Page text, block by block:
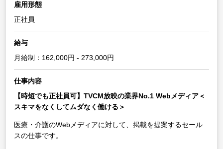
雇用形態
正社員
給与
月給制：162,000円 - 273,000円
仕事内容
【時短でも正社員可】TVCM放映の業界No.1 Webメディア＜
スキマをなくしてムダなく働ける＞
医療・介護のWebメディアに対して、掲載を提案するセール
スの仕事です。